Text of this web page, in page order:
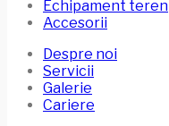
Echipament teren
Accesorii
Despre noi
Servicii
Galerie
Cariere